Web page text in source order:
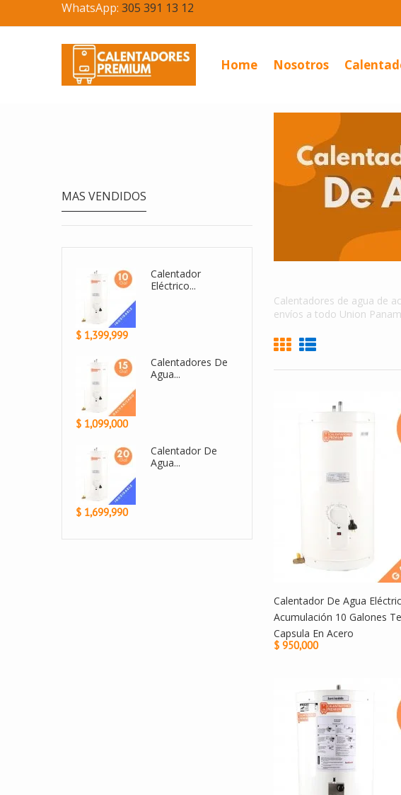
WhatsApp: 305 391 13 12
Home Nosotros
MAS VENDIDOS
Calentador De
Agua...
$ 950,000
Calentador De...
$ 1,299,999
Calentador De
Agua...
$ 1,499,990
Agua...
$
Calentadores de agua de
envíos a todo Union
Calentador De Agua
Acumulación 10 Galones
Capsula En Acero
$ 950,000